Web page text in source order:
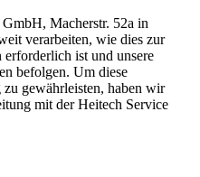
Macherstr. 52a in
verarbeiten, wie dies zur
ist und unsere
befolgen. Um diese
gewährleisten, haben wir
mit der Heitech Service